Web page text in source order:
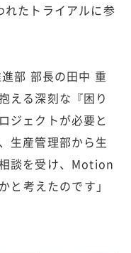
れたトライアルに参
部 部長の田中 重
える深刻な『困り
ジェクトが必要と
生産管理部から生
談を受け、Motion
考えたのです」